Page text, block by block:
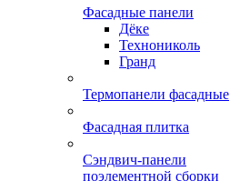
Фасадные панели
Дёке
Технониколь
Гранд
Термопанели фасадные
Фасадная плитка
Сэндвич-панели
поэлементной сборки